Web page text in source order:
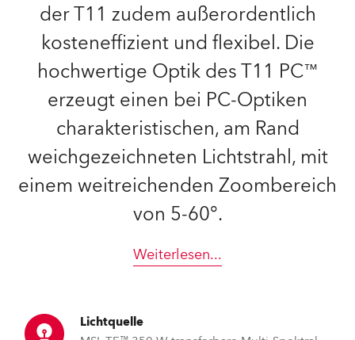
der T11 zudem außerordentlich
kosteneffizient und flexibel. Die
hochwertige Optik des T11 PC™
erzeugt einen bei PC-Optiken
charakteristischen, am Rand
weichgezeichneten Lichtstrahl, mit
einem weitreichenden Zoombereich
von 5-60°.
Weiterlesen...
Lichtquelle